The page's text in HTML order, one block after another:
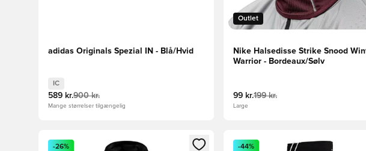
adidas Originals Spezial IN - Blå/Hvid
IC
589 kr.900 kr.
Mange størrelser tilgængelig
Outlet
Nike Halsedisse Strike Snood
Warrior - Bordeaux/Sølv
99 kr.199 kr.
Large
Åbner en Modal til at logge ind eller tilmelde dig som medlem
-26%
Åbner en Modal til at logge ind
-44%